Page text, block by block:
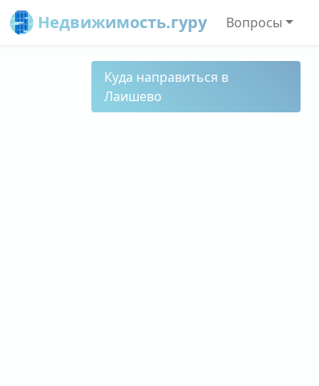
Недвижимость.гуру Вопросы
Куда направиться в
Лаишево